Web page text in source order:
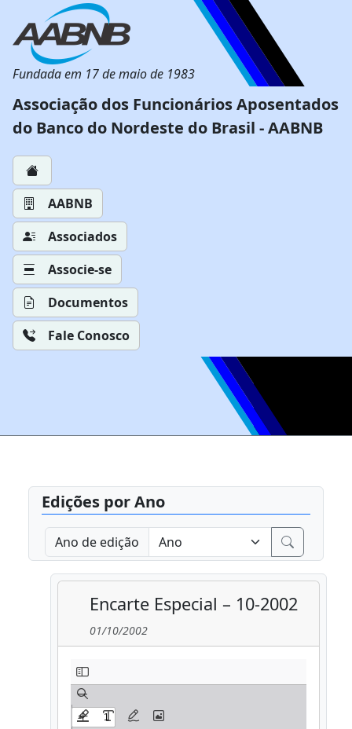
Fundada em 17 de maio de 1983
Associação dos Funcionários Aposentados
do Banco do Nordeste do Brasil - AABNB
AABNB
Associados
Associe-se
Documentos
Fale Conosco
Edições por Ano
Ano de edição
Encarte Especial – 10-2002
01/10/2002